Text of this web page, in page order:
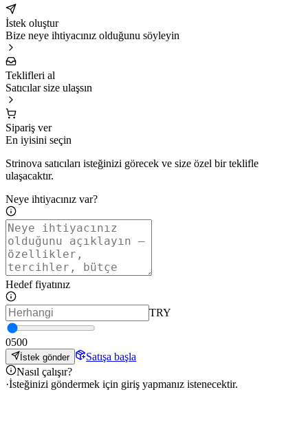
İstek oluştur
Bize neye ihtiyacınız olduğunu söyleyin
Teklifleri al
Satıcılar size ulaşsın
Sipariş ver
En iyisini seçin
Strinova satıcıları isteğinizi görecek ve size özel bir teklifle
ulaşacaktır.
Neye ihtiyacınız var?
Hedef fiyatınız
TRY
0500
İstek gönder
Satışa başla
Nasıl çalışır?
·İsteğinizi göndermek için giriş yapmanız istenecektir.